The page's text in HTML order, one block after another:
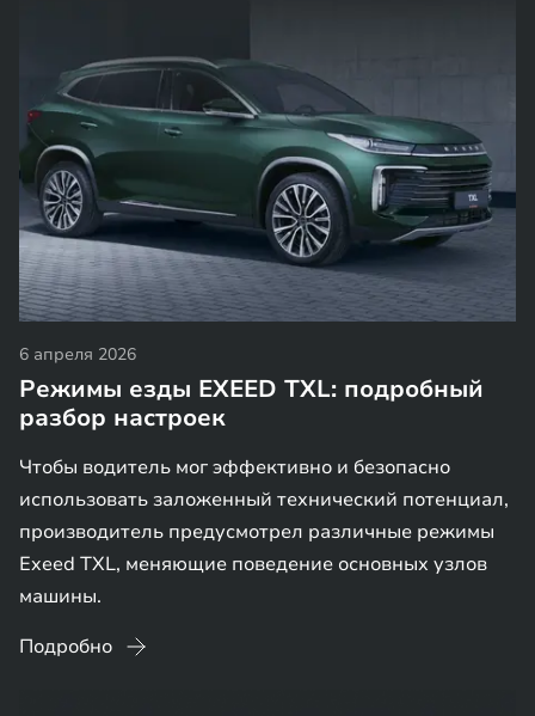
6 апреля 2026
Режимы езды EXEED TXL: подробный
разбор настроек
Чтобы водитель мог эффективно и безопасно
использовать заложенный технический потенциал,
производитель предусмотрел различные режимы
Exeed TXL, меняющие поведение основных узлов
машины.
Подробно